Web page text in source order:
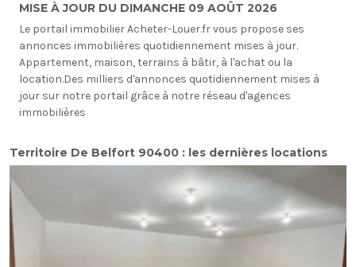
MISE À JOUR DU DIMANCHE 09 AOÛT 2026
Le portail immobilier Acheter-Louer.fr vous propose ses
annonces immobilières quotidiennement mises à jour.
Appartement, maison, terrains à bâtir, à l'achat ou la
location.Des milliers d'annonces quotidiennement mises à
jour sur notre portail grâce à notre réseau d'agences
immobilières
Territoire De Belfort 90400 : les dernières locations